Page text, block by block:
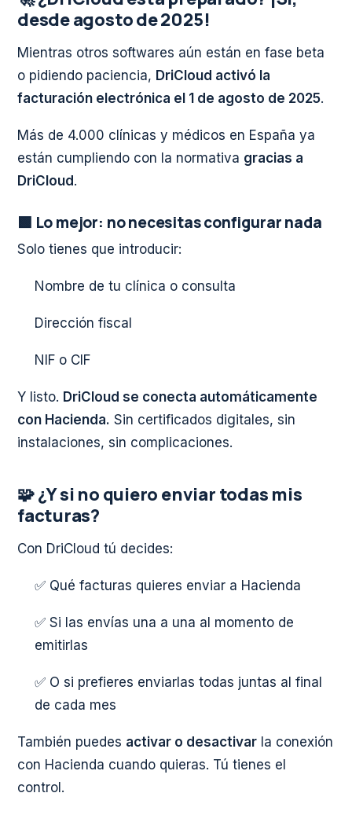
desde agosto de 2025!
Mientras otros softwares aún están en fase beta
o pidiendo paciencia, DriCloud activó la
facturación electrónica el 1 de agosto de 2025.
Más de 4.000 clínicas y médicos en España ya
están cumpliendo con la normativa gracias a
DriCloud.
🟩 Lo mejor: no necesitas configurar nada
Solo tienes que introducir:
Nombre de tu clínica o consulta
Dirección fiscal
NIF o CIF
Y listo. DriCloud se conecta automáticamente
con Hacienda. Sin certificados digitales, sin
instalaciones, sin complicaciones.
🧩 ¿Y si no quiero enviar todas mis
facturas?
Con DriCloud tú decides:
✅ Qué facturas quieres enviar a Hacienda
✅ Si las envías una a una al momento de
emitirlas
✅ O si prefieres enviarlas todas juntas al final
de cada mes
También puedes activar o desactivar la conexión
con Hacienda cuando quieras. Tú tienes el
control.